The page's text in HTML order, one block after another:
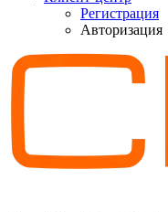
Регистрация
Авторизация